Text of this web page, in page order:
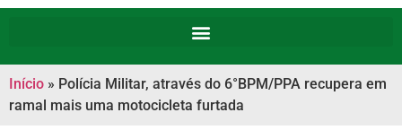
Início » Polícia Militar, através do 6°BPM/PPA recupera em
ramal mais uma motocicleta furtada